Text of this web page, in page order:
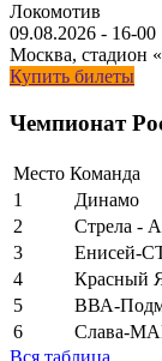
Локомотив
09.08.2026 - 16-00
Москва, стадион
Купить билеты
Чемпионат
Место Команда
1
Динамо
2
Стрела -
3
Енисей-
4
Красный
5
ВВА-
6
Слава-
Вся таблица